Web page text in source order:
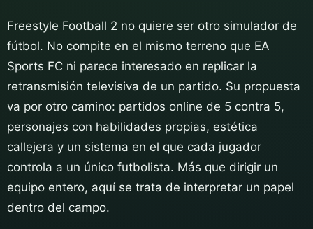
Freestyle Football 2 no quiere ser otro simulador de
fútbol. No compite en el mismo terreno que EA
Sports FC ni parece interesado en replicar la
retransmisión televisiva de un partido. Su propuesta
va por otro camino: partidos online de 5 contra 5,
personajes con habilidades propias, estética
callejera y un sistema en el que cada jugador
controla a un único futbolista. Más que dirigir un
equipo entero, aquí se trata de interpretar un papel
dentro del campo.